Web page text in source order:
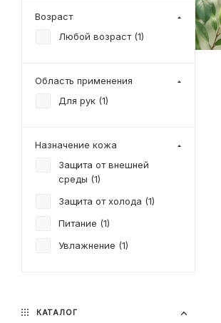
КАТАЛОГ
Возраст
Любой возраст (1)
Область применения
Для рук (1)
Назначение кожа
Защита от внешней
среды (1)
Защита от холода (1)
Питание (1)
Увлажнение (1)